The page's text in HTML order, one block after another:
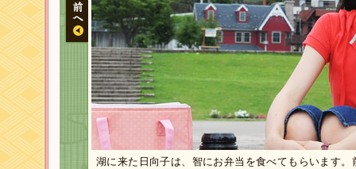
湖に来た日向子は、智にお弁当を食べてもらいます